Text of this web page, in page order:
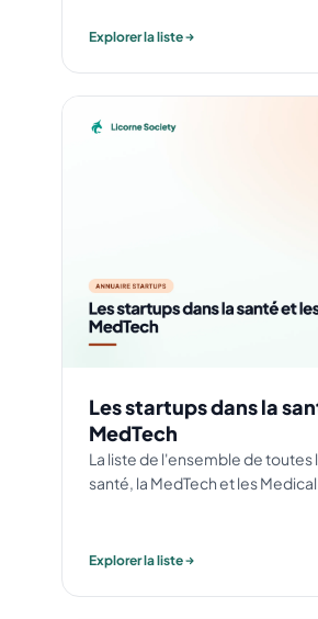
Explorer la liste
Les startups dans la
MedTech
La liste de l'ensemble de toutes
santé, la MedTech et les
Explorer la liste